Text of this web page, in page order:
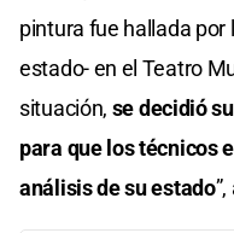
pintura fue hallada
estado- en el Teatro
situación, se decidió
para que los técnicos
análisis de su estado